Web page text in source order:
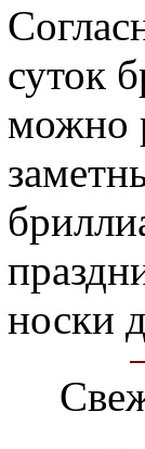
суток
можно
носки